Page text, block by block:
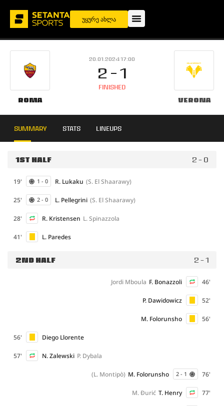
უყურე ახლა
Roma
20.01.2024 17:00
2 - 1
FINISHED
Verona
SUMMARY STATS LINEUPS
1ST HALF 2 - 0
19' 1 - 0 R. Lukaku (S. El Shaarawy)
25' 2 - 0 L. Pellegrini (S. El Shaarawy)
28' R. Kristensen L. Spinazzola
41' L. Paredes
2ND HALF 2 - 1
46'
F. Bonazzoli
Jordi Mboula
52'
P. Dawidowicz
56'
M. Folorunsho
56' Diego Llorente
57' N. Zalewski P. Dybala
76'
2 - 1
M. Folorunsho
(L. Montipò)
77'
T. Henry
M. Đurić